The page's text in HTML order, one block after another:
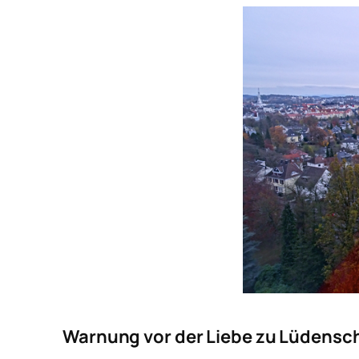
Warnung vor der Liebe zu